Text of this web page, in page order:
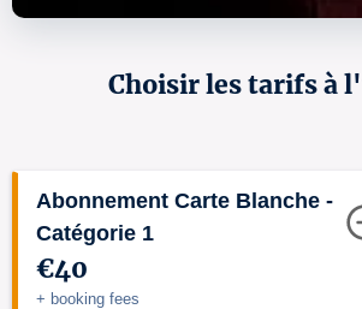
Choisir les tarifs à
Abonnement Carte Blanche -
Catégorie 1
€40
+ booking fees